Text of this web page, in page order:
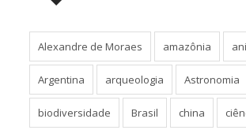
Alexandre de Moraes amazônia
Argentina arqueologia Astronomia
biodiversidade Brasil china